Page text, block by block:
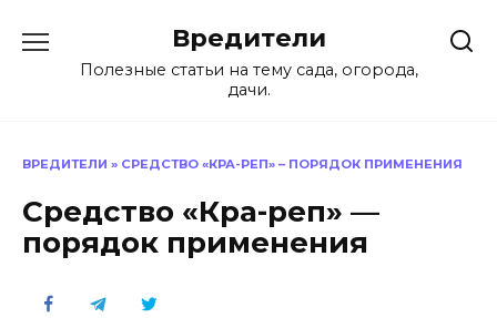
содержанию
Вредители
Полезные статьи на тему сада, огорода,
дачи.
ВРЕДИТЕЛИ » СРЕДСТВО «КРА-РЕП» – ПОРЯДОК ПРИМЕНЕНИЯ
Средство «Кра-реп» —
порядок применения